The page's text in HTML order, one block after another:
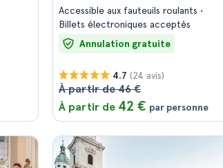
Accessible aux fauteuils roulants
Billets électroniques acceptés
Annulation gratuite
4.7 (24 avis)
À partir de 46 €
À partir de 42 € par personne